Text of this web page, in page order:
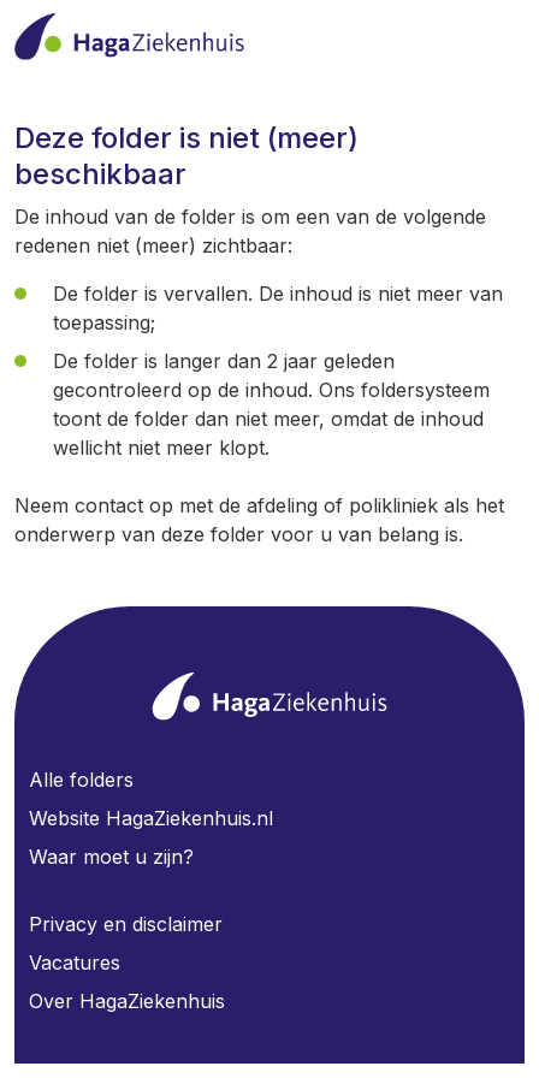
Deze folder is niet (meer)
beschikbaar
De inhoud van de folder is om een van de volgende
redenen niet (meer) zichtbaar:
De folder is vervallen. De inhoud is niet meer van
toepassing;
De folder is langer dan 2 jaar geleden
gecontroleerd op de inhoud. Ons foldersysteem
toont de folder dan niet meer, omdat de inhoud
wellicht niet meer klopt.
Neem contact op met de afdeling of polikliniek als het
onderwerp van deze folder voor u van belang is.
Alle folders
Website HagaZiekenhuis.nl
Waar moet u zijn?
Privacy en disclaimer
Vacatures
Over HagaZiekenhuis